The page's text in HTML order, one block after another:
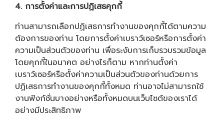
4. การตั้งค่าและการปฏิเสธคุกกี้
ท่านสามารถเลือกปฏิเสธการทำงานของคุกกี้ได้ตามความ
ต้องการของท่าน โดยการตั้งค่าเบราว์เซอร์หรือการตั้งค่า
ความเป็นส่วนตัวของท่าน เพื่อระงับการเก็บรวบรวมข้อมูล
โดยคุกกี้ในอนาคต อย่างไรก็ตาม หากท่านตั้งค่า
เบราว์เซอร์หรือตั้งค่าความเป็นส่วนตัวของท่านด้วยการ
ปฏิเสธการทำงานของคุกกี้ทั้งหมด ท่านอาจไม่สามารถใช้
งานฟังก์ชั่นบางอย่างหรือทั้งหมดบนเว็บไซต์ของเราได้
อย่างมีประสิทธิภาพ